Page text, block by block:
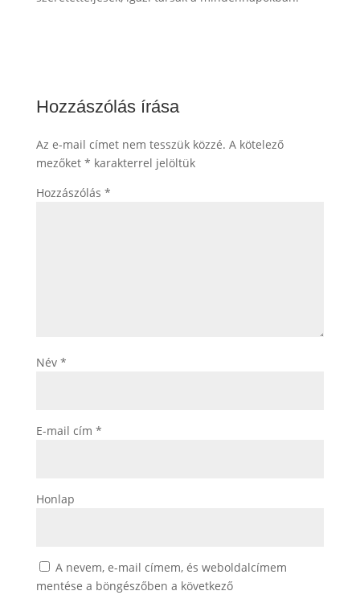
Hozzászólás írása
Az e-mail címet nem tesszük közzé. A kötelező
mezőket * karakterrel jelöltük
Hozzászólás *
Név *
E-mail cím *
Honlap
A nevem, e-mail címem, és weboldalcímem
mentése a böngészőben a következő